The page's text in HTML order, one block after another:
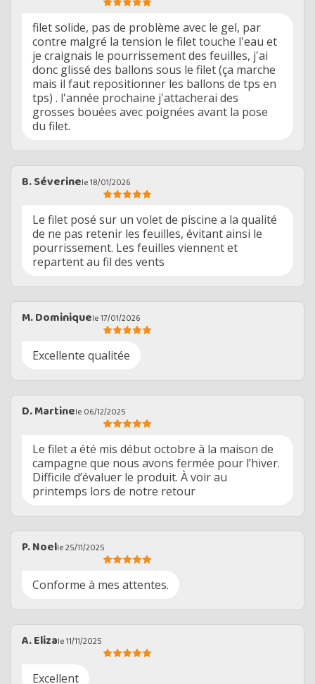
filet solide, pas de problème avec le gel, par
contre malgré la tension le filet touche l'eau et
je craignais le pourrissement des feuilles, j'ai
donc glissé des ballons sous le filet (ça marche
mais il faut repositionner les ballons de tps en
tps) . l'année prochaine j'attacherai des
grosses bouées avec poignées avant la pose
du filet.
B. Séverinele 18/01/2026
Le filet posé sur un volet de piscine a la qualité
de ne pas retenir les feuilles, évitant ainsi le
pourrissement. Les feuilles viennent et
repartent au fil des vents
M. Dominiquele 17/01/2026
Excellente qualitée
D. Martinele 06/12/2025
Le filet a été mis début octobre à la maison de
campagne que nous avons fermée pour l’hiver.
Difficile d’évaluer le produit. À voir au
printemps lors de notre retour
P. Noelle 25/11/2025
Conforme à mes attentes.
A. Elizale 11/11/2025
Excellent